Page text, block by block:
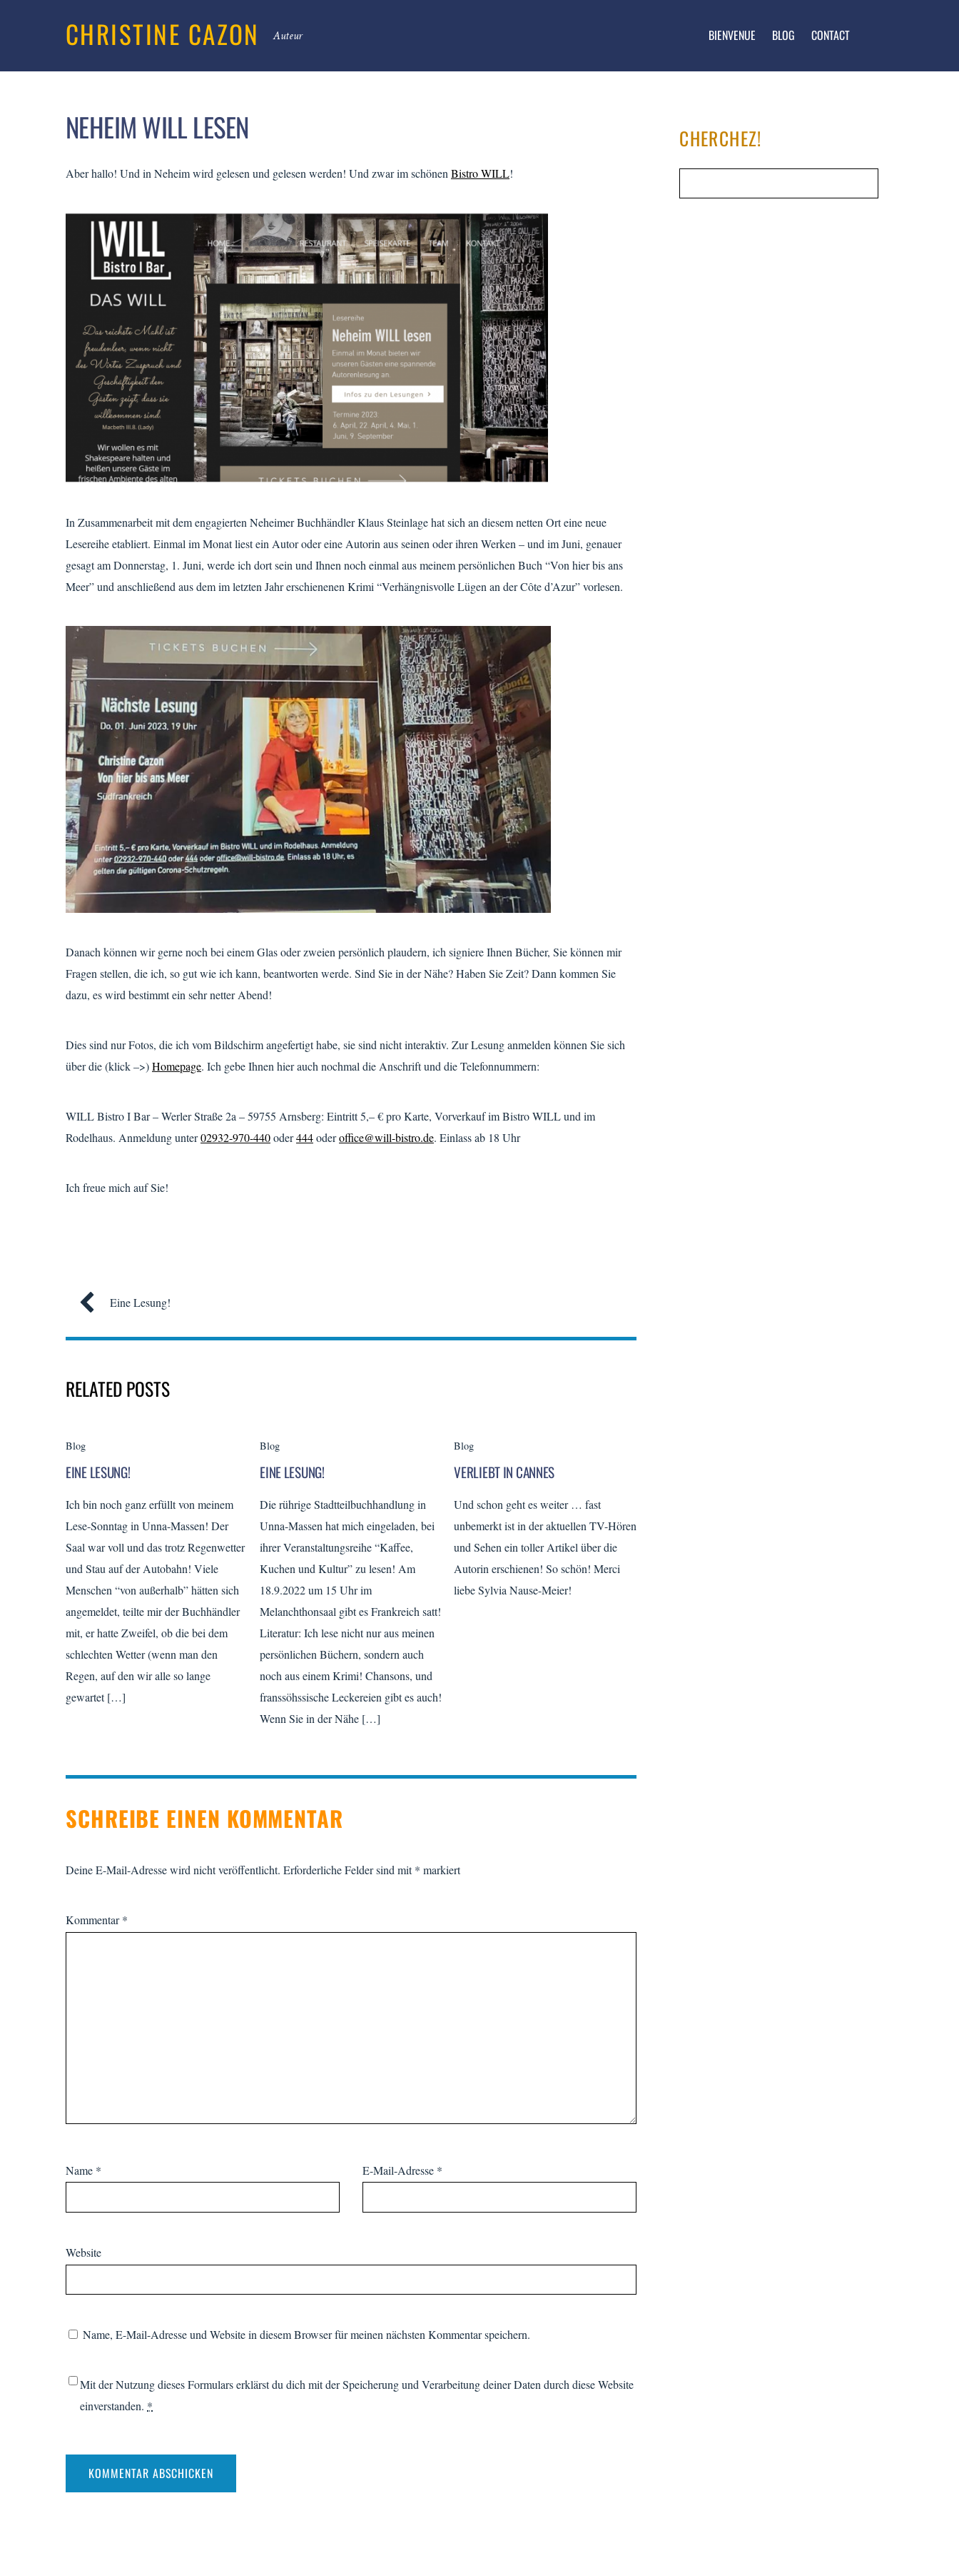
CHRISTINE CAZON Auteur BIENVENUE BLOG CONTACT
NEHEIM WILL LESEN
Aber hallo! Und in Neheim wird gelesen und gelesen werden! Und zwar im schönen Bistro WILL!
In Zusammenarbeit mit dem engagierten Neheimer Buchhändler Klaus Steinlage hat sich an diesem netten Ort eine neue
Lesereihe etabliert. Einmal im Monat liest ein Autor oder eine Autorin aus seinen oder ihren Werken – und im Juni, genauer
gesagt am Donnerstag, 1. Juni, werde ich dort sein und Ihnen noch einmal aus meinem persönlichen Buch “Von hier bis ans
Meer” und anschließend aus dem im letzten Jahr erschienenen Krimi “Verhängnisvolle Lügen an der Côte d’Azur” vorlesen.
Danach können wir gerne noch bei einem Glas oder zweien persönlich plaudern, ich signiere Ihnen Bücher, Sie können mir
Fragen stellen, die ich, so gut wie ich kann, beantworten werde. Sind Sie in der Nähe? Haben Sie Zeit? Dann kommen Sie
dazu, es wird bestimmt ein sehr netter Abend!
Dies sind nur Fotos, die ich vom Bildschirm angefertigt habe, sie sind nicht interaktiv. Zur Lesung anmelden können Sie sich
über die (klick –>)Homepage. Ich gebe Ihnen hier auch nochmal die Anschrift und die Telefonnummern:
WILL Bistro I Bar – Werler Straße 2a – 59755 Arnsberg: Eintritt 5,– € pro Karte, Vorverkauf im Bistro WILL und im
Rodelhaus. Anmeldung unter02932-970-440oder444oderoffice@will-bistro.de. Einlass ab 18 Uhr
Ich freue mich auf Sie!
Eine Lesung!
RELATED POSTS
Blog
EINE LESUNG!
Ich bin noch ganz erfüllt von meinem
Lese-Sonntag in Unna-Massen! Der
Saal war voll und das trotz Regenwetter
und Stau auf der Autobahn! Viele
Menschen “von außerhalb” hätten sich
angemeldet, teilte mir der Buchhändler
mit, er hatte Zweifel, ob die bei dem
schlechten Wetter (wenn man den
Regen, auf den wir alle so lange
gewartet […]
Blog
EINE LESUNG!
Die rührige Stadtteilbuchhandlung in
Unna-Massen hat mich eingeladen, bei
ihrer Veranstaltungsreihe “Kaffee,
Kuchen und Kultur” zu lesen! Am
18.9.2022 um 15 Uhr im
Melanchthonsaal gibt es Frankreich satt!
Literatur: Ich lese nicht nur aus meinen
persönlichen Büchern, sondern auch
noch aus einem Krimi! Chansons, und
franssöhssische Leckereien gibt es auch!
Wenn Sie in der Nähe […]
Blog
VERLIEBT IN CANNES
Und schon geht es weiter … fast
unbemerkt ist in der aktuellen TV-Hören
und Sehen ein toller Artikel über die
Autorin erschienen! So schön! Merci
liebe Sylvia Nause-Meier!
SCHREIBE EINEN KOMMENTAR
Deine E-Mail-Adresse wird nicht veröffentlicht. Erforderliche Felder sind mit* markiert
Kommentar*
Name * E-Mail-Adresse *
Website
Name, E-Mail-Adresse und Website in diesem Browser für meinen nächsten Kommentar speichern.
Mit der Nutzung dieses Formulars erklärst du dich mit der Speicherung und Verarbeitung deiner Daten durch diese Website
einverstanden. *
CHERCHEZ!